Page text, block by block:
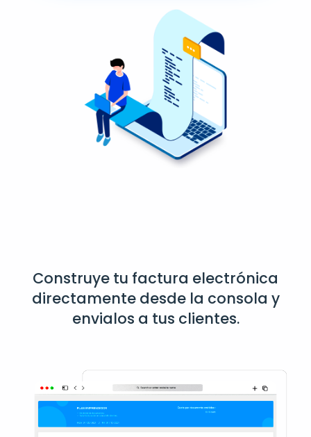
Construye tu factura electrónica
directamente desde la consola y
envialos a tus clientes.